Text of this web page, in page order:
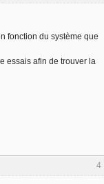
fonction du système que
essais afin de trouver la
4